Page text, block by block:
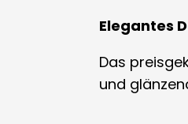
Elegantes
Das
und